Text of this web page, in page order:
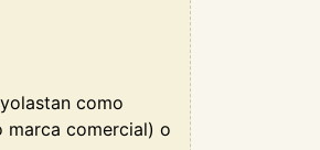
como
marca comercial) o